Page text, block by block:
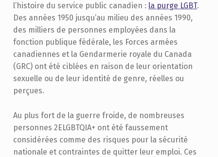
l’histoire du service public canadien : la purge LGBT.
Des années 1950 jusqu’au milieu des années 1990,
des milliers de personnes employées dans la
fonction publique fédérale, les Forces armées
canadiennes et la Gendarmerie royale du Canada
(GRC) ont été ciblées en raison de leur orientation
sexuelle ou de leur identité de genre, réelles ou
perçues.
Au plus fort de la guerre froide, de nombreuses
personnes 2ELGBTQIA+ ont été faussement
considérées comme des risques pour la sécurité
nationale et contraintes de quitter leur emploi. Ces